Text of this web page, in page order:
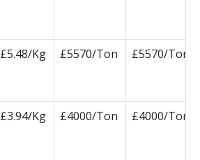
£5.48/Kg £5570/Ton £5570/Ton
£3.94/Kg £4000/Ton £4000/Ton